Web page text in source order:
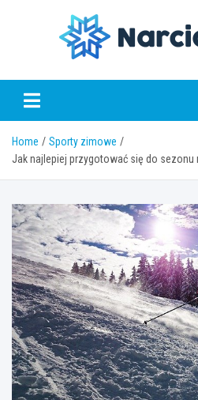
Home
Sporty zimowe
Jak najlepiej przygotować się do sezonu